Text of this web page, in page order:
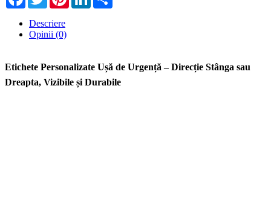
Descriere
Opinii (0)
Etichete Personalizate Ușă de Urgență – Direcție Stânga sau
Dreapta, Vizibile și Durabile